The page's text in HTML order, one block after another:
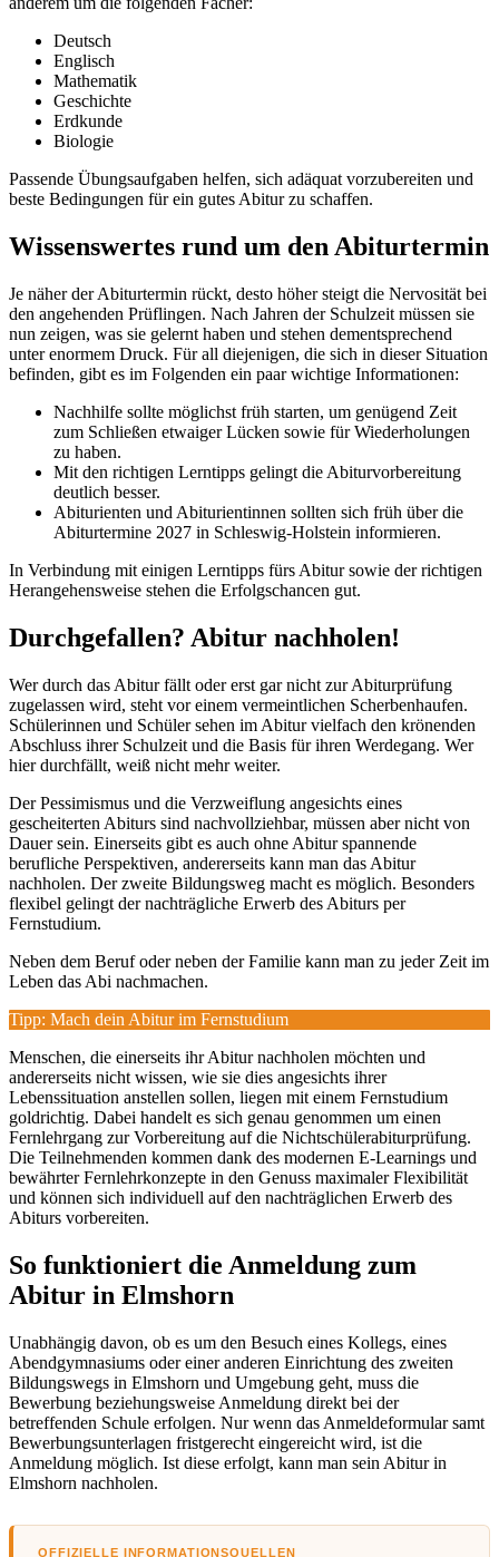
Deutsch
Englisch
Mathematik
Geschichte
Erdkunde
Biologie
Passende Übungsaufgaben helfen, sich adäquat vorzubereiten und
beste Bedingungen für ein gutes Abitur zu schaffen.
Wissenswertes rund um den Abiturtermin
Je näher der Abiturtermin rückt, desto höher steigt die Nervosität bei
den angehenden Prüflingen. Nach Jahren der Schulzeit müssen sie
nun zeigen, was sie gelernt haben und stehen dementsprechend
unter enormem Druck. Für all diejenigen, die sich in dieser Situation
befinden, gibt es im Folgenden ein paar wichtige Informationen:
Nachhilfe sollte möglichst früh starten, um genügend Zeit
zum Schließen etwaiger Lücken sowie für Wiederholungen
zu haben.
Mit den richtigen Lerntipps gelingt die Abiturvorbereitung
deutlich besser.
Abiturienten und Abiturientinnen sollten sich früh über die
Abiturtermine 2027 in Schleswig-Holstein informieren.
In Verbindung mit einigen Lerntipps fürs Abitur sowie der richtigen
Herangehensweise stehen die Erfolgschancen gut.
Durchgefallen? Abitur nachholen!
Wer durch das Abitur fällt oder erst gar nicht zur Abiturprüfung
zugelassen wird, steht vor einem vermeintlichen Scherbenhaufen.
Schülerinnen und Schüler sehen im Abitur vielfach den krönenden
Abschluss ihrer Schulzeit und die Basis für ihren Werdegang. Wer
hier durchfällt, weiß nicht mehr weiter.
Der Pessimismus und die Verzweiflung angesichts eines
gescheiterten Abiturs sind nachvollziehbar, müssen aber nicht von
Dauer sein. Einerseits gibt es auch ohne Abitur spannende
berufliche Perspektiven, andererseits kann man das Abitur
nachholen. Der zweite Bildungsweg macht es möglich. Besonders
flexibel gelingt der nachträgliche Erwerb des Abiturs per
Fernstudium.
Neben dem Beruf oder neben der Familie kann man zu jeder Zeit im
Leben das Abi nachmachen.
Tipp: Mach dein Abitur im Fernstudium
Menschen, die einerseits ihr Abitur nachholen möchten und
andererseits nicht wissen, wie sie dies angesichts ihrer
Lebenssituation anstellen sollen, liegen mit einem Fernstudium
goldrichtig. Dabei handelt es sich genau genommen um einen
Fernlehrgang zur Vorbereitung auf die Nichtschülerabiturprüfung.
Die Teilnehmenden kommen dank des modernen E-Learnings und
bewährter Fernlehrkonzepte in den Genuss maximaler Flexibilität
und können sich individuell auf den nachträglichen Erwerb des
Abiturs vorbereiten.
So funktioniert die Anmeldung zum
Abitur in Elmshorn
Unabhängig davon, ob es um den Besuch eines Kollegs, eines
Abendgymnasiums oder einer anderen Einrichtung des zweiten
Bildungswegs in Elmshorn und Umgebung geht, muss die
Bewerbung beziehungsweise Anmeldung direkt bei der
betreffenden Schule erfolgen. Nur wenn das Anmeldeformular samt
Bewerbungsunterlagen fristgerecht eingereicht wird, ist die
Anmeldung möglich. Ist diese erfolgt, kann man sein Abitur in
Elmshorn nachholen.
OFFIZIELLE INFORMATIONSQUELLEN